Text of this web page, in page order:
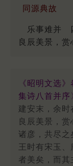
同源典故
乐事难并
良辰美景，赏
《昭明文选
集诗八首并序
建安末，余
良辰美景，
诸彦，共尽
王时有宋玉
者美矣，而其